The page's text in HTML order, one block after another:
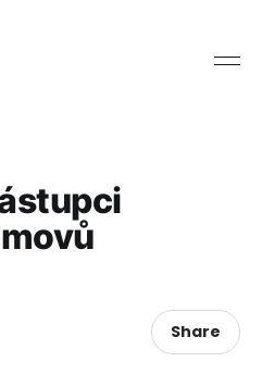
Share